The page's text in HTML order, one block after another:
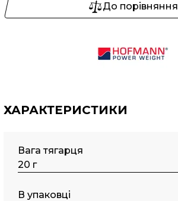
До порівняння
ХАРАКТЕРИСТИКИ
Вага тягарця
20 г
В упаковці